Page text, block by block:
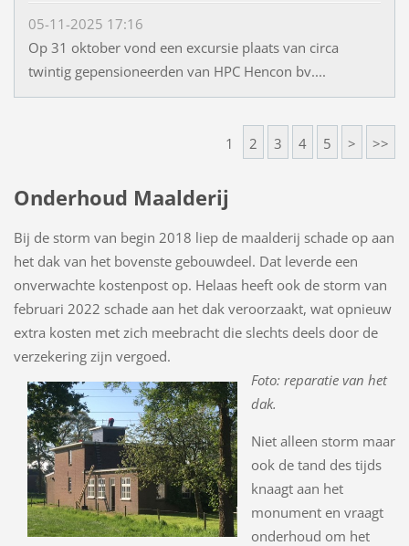
05-11-2025 17:16
Op 31 oktober vond een excursie plaats van circa
twintig gepensioneerden van HPC Hencon bv....
1 2 3 4 5 > >>
Onderhoud Maalderij
Bij de storm van begin 2018 liep de maalderij schade op aan
het dak van het bovenste gebouwdeel. Dat leverde een
onverwachte kostenpost op. Helaas heeft ook de storm van
februari 2022 schade aan het dak veroorzaakt, wat opnieuw
extra kosten met zich meebracht die slechts deels door de
verzekering zijn vergoed.
Foto: reparatie van het
dak.
Niet alleen storm maar
ook de tand des tijds
knaagt aan het
monument en vraagt
onderhoud om het